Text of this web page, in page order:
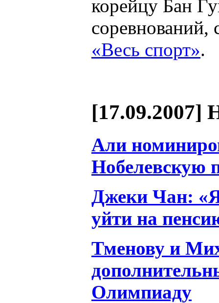
корейцу Бан
соревнований,
«Весь спорт».
[17.09.2007]
Али
Нобелевскую
Джеки Чан:
уйти на
Тменову и
Олимпиаду